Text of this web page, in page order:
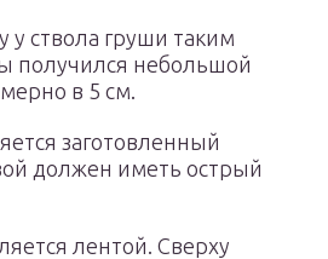
у ствола груши таким
получился небольшой
в 5 см.
заготовленный
должен иметь острый
лентой. Сверху